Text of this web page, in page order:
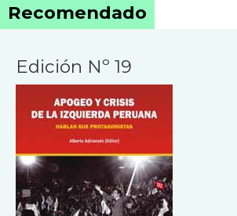
Recomendado
Edición Nº 19